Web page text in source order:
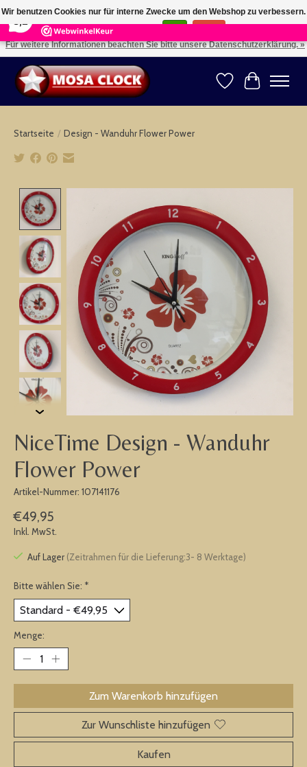
164 Reviews ×
Kies uw taal: NL -- Wählen Sie ihre Sprache: DE -- Choose your language: EN ⇓ ⇒
Wunschzettel
Ihr
Startseite / Design - Wanduhr Flower Power
NiceTime Design - Wanduhr
Flower Power
Artikel-Nummer: 107141176
€49,95
Inkl. MwSt.
Auf Lager (Zeitrahmen für die Lieferung:3- 8 Werktage)
Bitte wählen Sie: *
Menge:
Zum Warenkorb hinzufügen
Zur Wunschliste hinzufügen
Kaufen
Wir benutzen Cookies nur für interne Zwecke um den Webshop zu verbessern.
Ist das in Ordnung?
Für weitere Informationen beachten Sie bitte unsere Datenschutzerklärung. »